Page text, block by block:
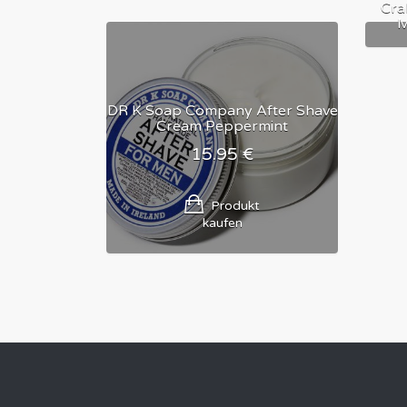
DR K Soap Company After Shave
Cream Peppermint
15.95€
Produkt
kaufen